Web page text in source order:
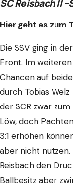
SC Reisbach II
Hier geht es zum
Die SSV ging in
Front. Im
Chancen auf
durch Tobias
der SCR zwar
Löw, doch
3:1 erhöhen
aber nicht
Reisbach den
Ballbesitz aber